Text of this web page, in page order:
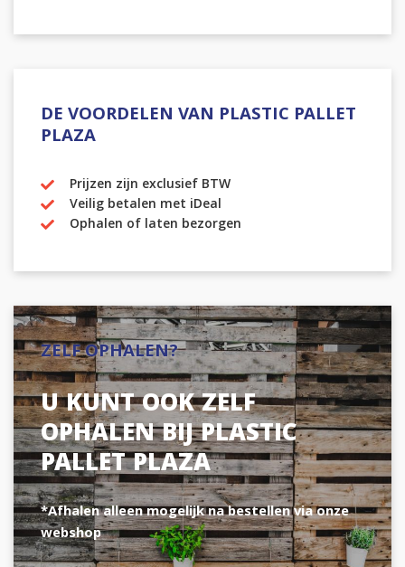
DE VOORDELEN VAN PLASTIC PALLET
PLAZA
Prijzen zijn exclusief BTW
Veilig betalen met iDeal
Ophalen of laten bezorgen
ZELF OPHALEN?
U KUNT OOK ZELF
OPHALEN BIJ PLASTIC
PALLET PLAZA
*Afhalen alleen mogelijk na bestellen via onze
webshop